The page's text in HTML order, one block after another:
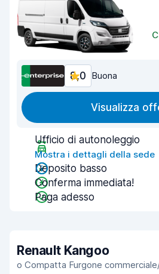
8,0 Buona
Visualizza
Ufficio di autonoleggio
Mostra i dettagli della sede
Deposito basso
Conferma immediata!
Paga adesso
Renault Kangoo
o Compatta Furgone